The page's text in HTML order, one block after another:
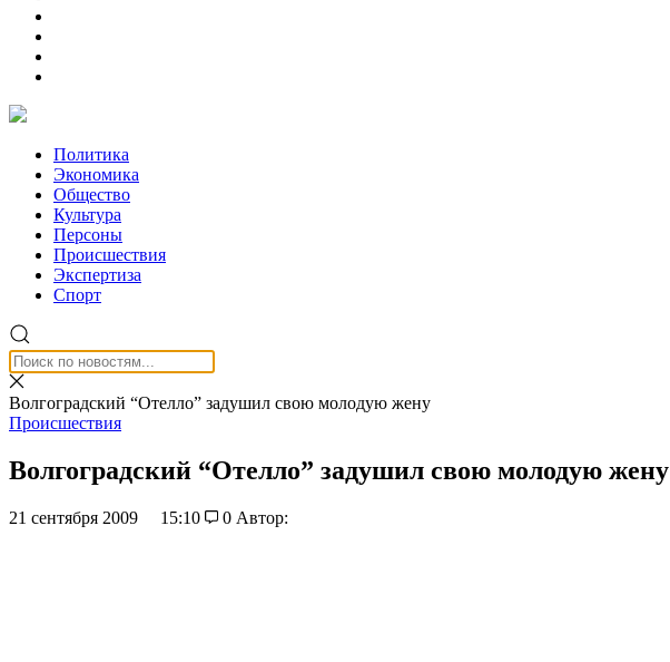
Политика
Экономика
Общество
Культура
Персоны
Происшествия
Экспертиза
Спорт
Волгоградский “Отелло” задушил свою молодую жену
Происшествия
Волгоградский “Отелло” задушил свою молодую жену
21 сентября 2009 15:10 0 Автор: